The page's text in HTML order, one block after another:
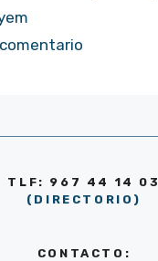
TLF: 967 44 14 03
(DIRECTORIO)
CONTACTO: